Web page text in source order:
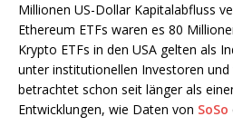
Millionen US-Dollar Kapitalabfluss
Ethereum ETFs waren es 80
Krypto ETFs in den USA gelten als
unter institutionellen Investoren
betrachtet schon seit länger als
Entwicklungen, wie Daten von SoSo